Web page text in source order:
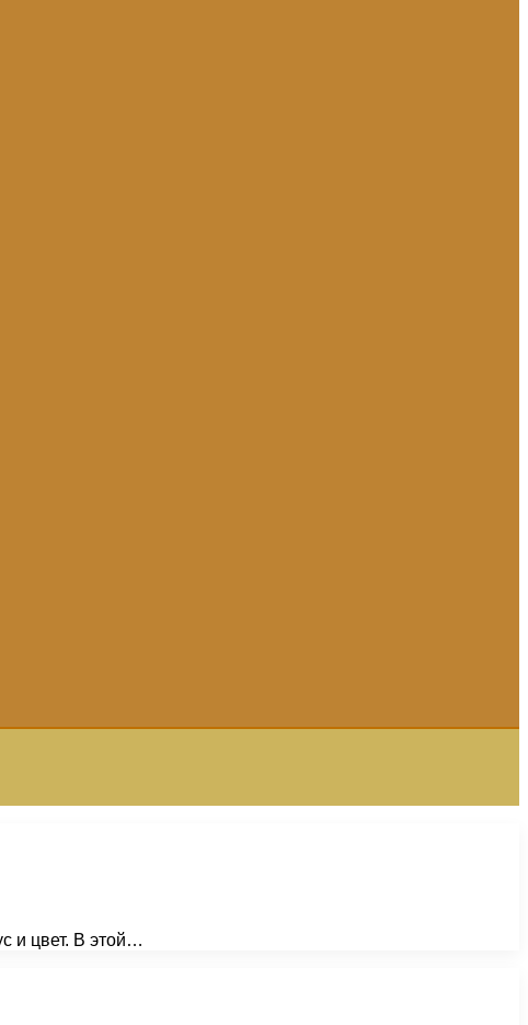
и цвет. В этой…